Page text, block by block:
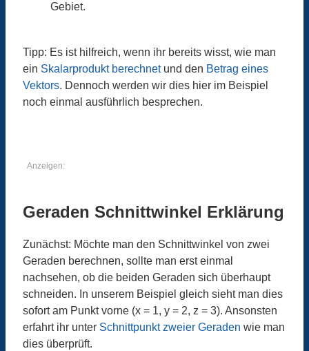
Gebiet.
Tipp: Es ist hilfreich, wenn ihr bereits wisst, wie man
ein Skalarprodukt berechnetund den Betrag eines
Vektors. Dennoch werden wir dies hier im Beispiel
noch einmal ausführlich besprechen.
Anzeigen:
Geraden Schnittwinkel Erklärung
Zunächst: Möchte man den Schnittwinkel von zwei
Geraden berechnen, sollte man erst einmal
nachsehen, ob die beiden Geraden sich überhaupt
schneiden. In unserem Beispiel gleich sieht man dies
sofort am Punkt vorne (x = 1, y = 2, z = 3). Ansonsten
erfahrt ihr unter Schnittpunkt zweier Geraden wie man
dies überprüft.